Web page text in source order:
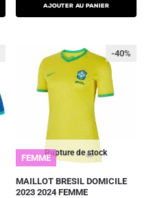
AJOUTER AU PANIER
Rupture de stock
-40%
FEMME
MAILLOT BRESIL DOMICILE
2023 2024 FEMME